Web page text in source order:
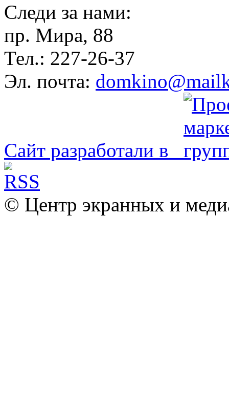
Следи за нами:
пр. Мира, 88
Тел.: 227-26-37
Эл. почта:
Сайт разработали в
© Центр экранных и